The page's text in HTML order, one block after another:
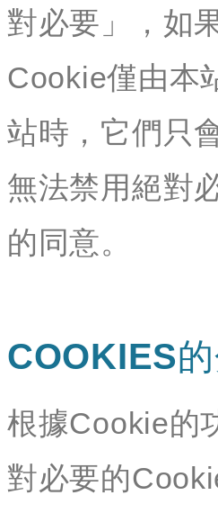
對必要」，如
Cookie僅由本
站時，它們只
無法禁用絕對
的同意。
COOKIES
根據Cookie的
對必要的